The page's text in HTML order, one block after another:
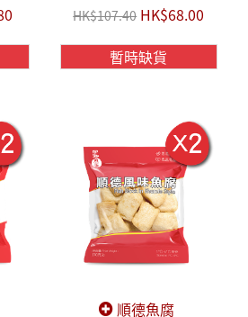
HK$107.40HK$68.00
暫時缺貨
順德魚腐